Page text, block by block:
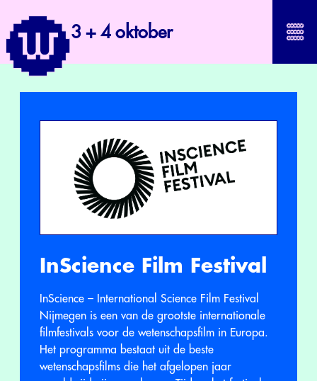
3 + 4 oktober
InScience Film Festival
InScience – International Science Film Festival
Nijmegen is een van de grootste internationale
filmfestivals voor de wetenschapsfilm in Europa.
Het programma bestaat uit de beste
wetenschapsfilms die het afgelopen jaar